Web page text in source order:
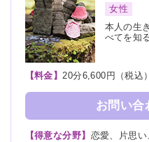
女性
本人の生
べてを知
【料金】20分6,600円（税込
お問い合
【得意な分野】 恋愛、片思